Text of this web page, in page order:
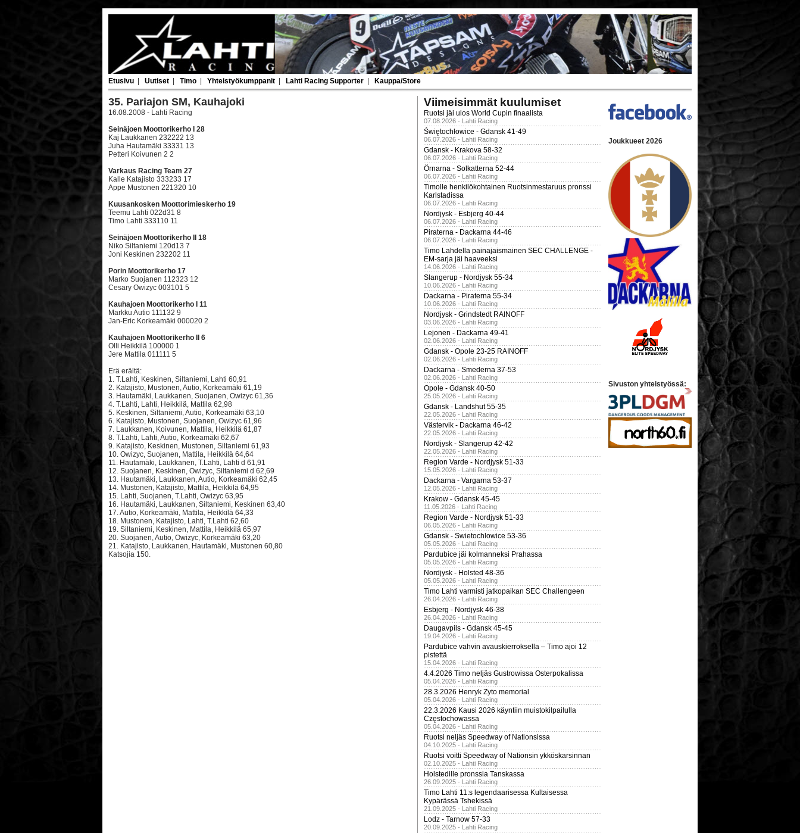
Etusivu Uutiset Timo Yhteistyökumppanit Lahti Racing Supporter Kauppa/Store
35. Pariajon SM, Kauhajoki
16.08.2008 - Lahti Racing
Seinäjoen Moottorikerho I 28
Kaj Laukkanen 232222 13
Juha Hautamäki 33331 13
Petteri Koivunen 2 2
Varkaus Racing Team 27
Kalle Katajisto 333233 17
Appe Mustonen 221320 10
Kuusankosken Moottorimieskerho 19
Teemu Lahti 022d31 8
Timo Lahti 333110 11
Seinäjoen Moottorikerho II 18
Niko Siltaniemi 120d13 7
Joni Keskinen 232202 11
Porin Moottorikerho 17
Marko Suojanen 112323 12
Cesary Owizyc 003101 5
Kauhajoen Moottorikerho I 11
Markku Autio 111132 9
Jan-Eric Korkeamäki 000020 2
Kauhajoen Moottorikerho II 6
Olli Heikkilä 100000 1
Jere Mattila 011111 5
Erä erältä:
1. T.Lahti, Keskinen, Siltaniemi, Lahti 60,91
2. Katajisto, Mustonen, Autio, Korkeamäki 61,19
3. Hautamäki, Laukkanen, Suojanen, Owizyc 61,36
4. T.Lahti, Lahti, Heikkilä, Mattila 62,98
5. Keskinen, Siltaniemi, Autio, Korkeamäki 63,10
6. Katajisto, Mustonen, Suojanen, Owizyc 61,96
7. Laukkanen, Koivunen, Mattila, Heikkilä 61,87
8. T.Lahti, Lahti, Autio, Korkeamäki 62,67
9. Katajisto, Keskinen, Mustonen, Siltaniemi 61,93
10. Owizyc, Suojanen, Mattila, Heikkilä 64,64
11. Hautamäki, Laukkanen, T.Lahti, Lahti d 61,91
12. Suojanen, Keskinen, Owizyc, Siltaniemi d 62,69
13. Hautamäki, Laukkanen, Autio, Korkeamäki 62,45
14. Mustonen, Katajisto, Mattila, Heikkilä 64,95
15. Lahti, Suojanen, T.Lahti, Owizyc 63,95
16. Hautamäki, Laukkanen, Siltaniemi, Keskinen 63,40
17. Autio, Korkeamäki, Mattila, Heikkilä 64,33
18. Mustonen, Katajisto, Lahti, T.Lahti 62,60
19. Siltaniemi, Keskinen, Mattila, Heikkilä 65,97
20. Suojanen, Autio, Owizyc, Korkeamäki 63,20
21. Katajisto, Laukkanen, Hautamäki, Mustonen 60,80
Katsojia 150.
Viimeisimmät kuulumiset
Ruotsi jäi ulos World Cupin finaalista
07.08.2026 - Lahti Racing
Świętochłowice - Gdansk 41-49
06.07.2026 - Lahti Racing
Gdansk - Krakova 58-32
06.07.2026 - Lahti Racing
Örnarna - Solkatterna 52-44
06.07.2026 - Lahti Racing
Timolle henkilökohtainen Ruotsinmestaruus pronssi
Karlstadissa
06.07.2026 - Lahti Racing
Nordjysk - Esbjerg 40-44
06.07.2026 - Lahti Racing
Piraterna - Dackarna 44-46
06.07.2026 - Lahti Racing
Timo Lahdella painajaismainen SEC CHALLENGE -
EM-sarja jäi haaveeksi
14.06.2026 - Lahti Racing
Slangerup - Nordjysk 55-34
10.06.2026 - Lahti Racing
Dackarna - Piraterna 55-34
10.06.2026 - Lahti Racing
Nordjysk - Grindstedt RAINOFF
03.06.2026 - Lahti Racing
Lejonen - Dackarna 49-41
02.06.2026 - Lahti Racing
Gdansk - Opole 23-25 RAINOFF
02.06.2026 - Lahti Racing
Dackarna - Smederna 37-53
02.06.2026 - Lahti Racing
Opole - Gdansk 40-50
25.05.2026 - Lahti Racing
Gdansk - Landshut 55-35
22.05.2026 - Lahti Racing
Västervik - Dackarna 46-42
22.05.2026 - Lahti Racing
Nordjysk - Slangerup 42-42
22.05.2026 - Lahti Racing
Region Varde - Nordjysk 51-33
15.05.2026 - Lahti Racing
Dackarna - Vargarna 53-37
12.05.2026 - Lahti Racing
Krakow - Gdansk 45-45
11.05.2026 - Lahti Racing
Region Varde - Nordjysk 51-33
06.05.2026 - Lahti Racing
Gdansk - Swietochlowice 53-36
05.05.2026 - Lahti Racing
Pardubice jäi kolmanneksi Prahassa
05.05.2026 - Lahti Racing
Nordjysk - Holsted 48-36
05.05.2026 - Lahti Racing
Timo Lahti varmisti jatkopaikan SEC Challengeen
26.04.2026 - Lahti Racing
Esbjerg - Nordjysk 46-38
26.04.2026 - Lahti Racing
Daugavpils - Gdansk 45-45
19.04.2026 - Lahti Racing
Pardubice vahvin avauskierroksella – Timo ajoi 12
pistettä
15.04.2026 - Lahti Racing
4.4.2026 Timo neljäs Gustrowissa Osterpokalissa
05.04.2026 - Lahti Racing
28.3.2026 Henryk Zyto memorial
05.04.2026 - Lahti Racing
22.3.2026 Kausi 2026 käyntiin muistokilpailulla
Częstochowassa
05.04.2026 - Lahti Racing
Ruotsi neljäs Speedway of Nationsissa
04.10.2025 - Lahti Racing
Ruotsi voitti Speedway of Nationsin ykköskarsinnan
02.10.2025 - Lahti Racing
Holstedille pronssia Tanskassa
26.09.2025 - Lahti Racing
Timo Lahti 11:s legendaarisessa Kultaisessa
Kypärässä Tshekissä
21.09.2025 - Lahti Racing
Lodz - Tarnow 57-33
20.09.2025 - Lahti Racing
Joukkueet 2026
Sivuston yhteistyössä: